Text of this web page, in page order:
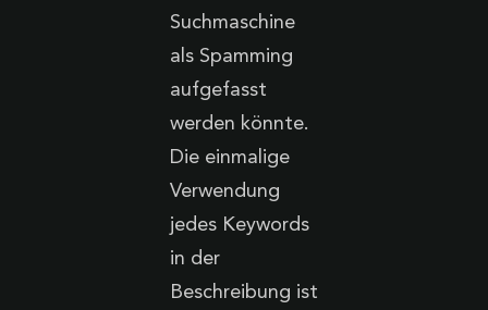
Suchmaschine
als Spamming
aufgefasst
werden könnte.
Die einmalige
Verwendung
jedes Keywords
in der
Beschreibung ist